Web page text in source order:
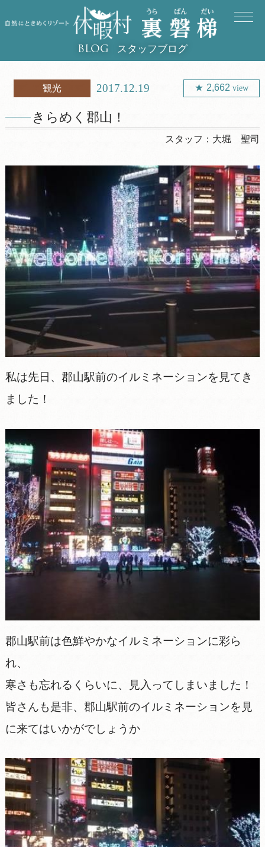
BLOG スタッフブログ
観光 2017.12.19 2,662view
きらめく郡山！
スタッフ： 大堀 聖司
私は先日、郡山駅前のイルミネーションを見てき
ました！
郡山駅前は色鮮やかなイルミネーションに彩ら
れ、
寒さも忘れるくらいに、見入ってしまいました！
皆さんも是非、郡山駅前のイルミネーションを見
に来てはいかがでしょうか